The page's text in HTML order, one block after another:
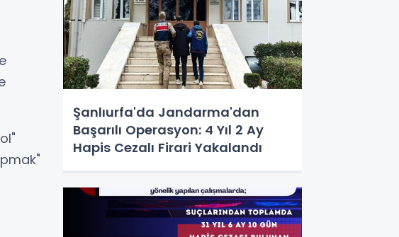
Şanlıurfa'da Jandarma'dan
Başarılı Operasyon: 4 Yıl 2 Ay
Hapis Cezalı Firari Yakalandı